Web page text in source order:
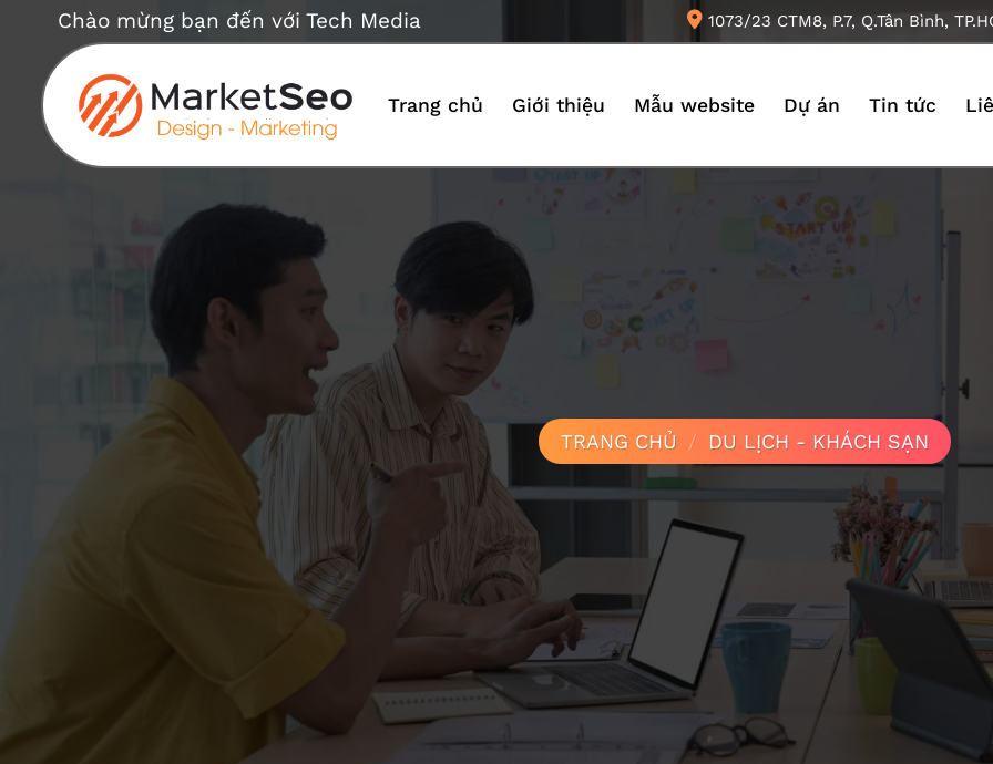
dung
Chào mừng bạn đến với Tech Media 1073/23 CTM8, P.7, Q.Tân Bình,
Trang chủ Giới thiệu Mẫu website Dự án Tin tức
TRANG CHỦ / DU LỊCH - KHÁCH SẠN